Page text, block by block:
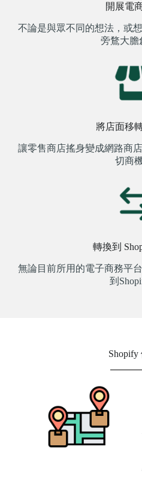
開展電
不論是與眾不同的想法，或
旁鶩大膽
將店面移
讓零售商店搖身變成網路商
切商機
轉換到
無論目前所用的電子商務平
到
Shopify